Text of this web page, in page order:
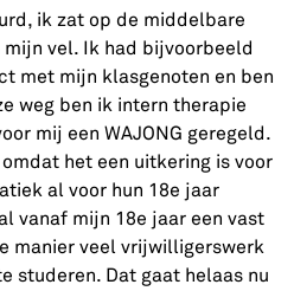
ik zat op de middelbare
vel. Ik had bijvoorbeeld
met mijn klasgenoten en ben
weg ben ik intern therapie
mij een WAJONG geregeld.
het een uitkering is voor
al voor hun 18e jaar
vanaf mijn 18e jaar een vast
manier veel vrijwilligerswerk
studeren. Dat gaat helaas nu